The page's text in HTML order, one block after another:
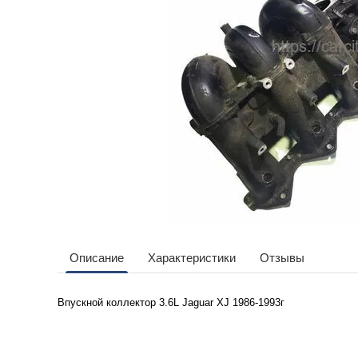
Описание Характеристики Отзывы
Впускной коллектор 3.6L Jaguar XJ 1986-1993г